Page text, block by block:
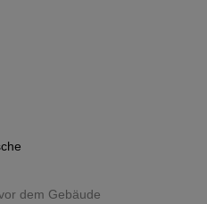
dem Gebäude